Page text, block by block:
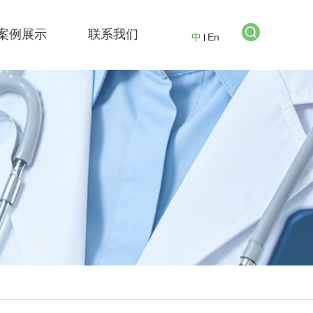
例展示 联系我们 中 En